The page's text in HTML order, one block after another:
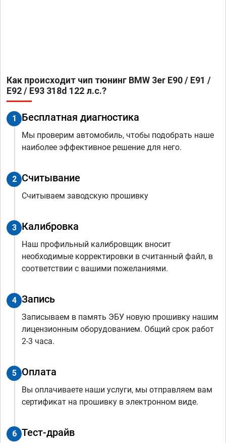
Как происходит чип тюнинг BMW 3er E90 / E91 /
E92 / E93 318d 122 л.с.?
1 Бесплатная диагностика
Мы проверим автомобиль, чтобы подобрать наше
наиболее эффективное решение для него.
2 Считывание
Считываем заводскую прошивку
3 Калибровка
Наш профильный калибровщик вносит
необходимые корректировки в считанный файл, в
соответствии с вашими пожеланиями.
4 Запись
Записываем в память ЭБУ новую прошивку нашим
лицензионным оборудованием. Общий срок работ
2-3 часа.
5 Оплата
Вы оплачиваете наши услуги, мы отправляем вам
сертификат на прошивку в электронном виде.
6 Тест-драйв